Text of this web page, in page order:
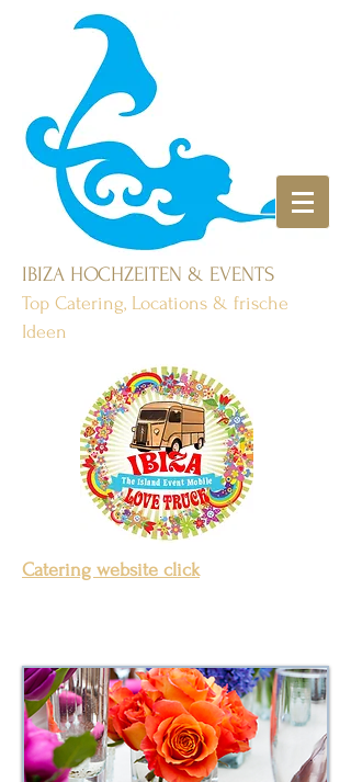
IBIZA HOCHZEITEN & EVENTS
Top Catering, Locations & frische
Ideen
Catering website click